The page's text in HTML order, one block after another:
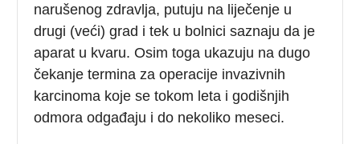
narušenog zdravlja, putuju na liječenje u
drugi (veći) grad i tek u bolnici saznaju da je
aparat u kvaru. Osim toga ukazuju na dugo
čekanje termina za operacije invazivnih
karcinoma koje se tokom leta i godišnjih
odmora odgađaju i do nekoliko meseci.